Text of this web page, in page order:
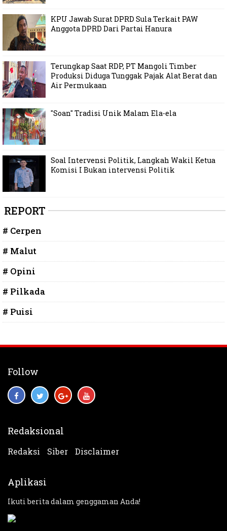
KPU Jawab Surat DPRD Sula Terkait PAW
Anggota DPRD Dari Partai Hanura
Terungkap Saat RDP, PT Mangoli Timber
Produksi Diduga Tunggak Pajak Alat Berat dan
Air Permukaan
"Soan" Tradisi Unik Malam Ela-ela
Soal Intervensi Politik, Langkah Wakil Ketua
Komisi I Bukan intervensi Politik
REPORT
# Cerpen
# Malut
# Opini
# Pilkada
# Puisi
Follow
Redaksional
Redaksi Siber Disclaimer
Aplikasi
Ikuti berita dalam genggaman Anda!